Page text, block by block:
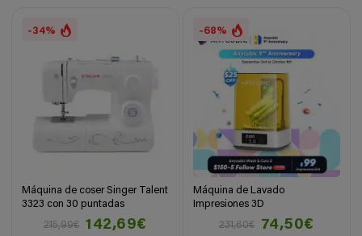
-34%
Máquina de coser Singer Talent
3323 con 30 puntadas
215,99€
142,69€
-68%
Máquina de Lavado
Impresiones 3D
231,60€
74,50€